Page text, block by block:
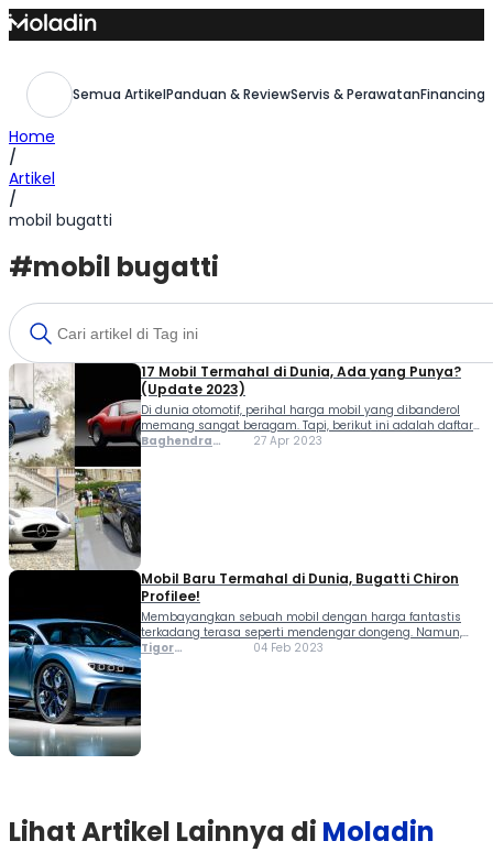
Skip
to
Semua ArtikelPanduan & ReviewServis & Perawatan
Home
/
Artikel
/
mobil bugatti
#mobil bugatti
17 Mobil Termahal di Dunia, Ada yang Punya?
(Update 2023)
Di dunia otomotif, perihal harga mobil yang dibanderol
memang sangat beragam. Tapi, berikut ini adalah daftar
mobil termahal di dunia. Terlebih, untuk mobil yang
Baghendra
27 Apr 2023
Mobil Baru Termahal di Dunia, Bugatti Chiron
Profilee!
Membayangkan sebuah mobil dengan harga fantastis
terkadang terasa seperti mendengar dongeng. Namun,
itulah yang terjadi pada Bugatti Chiron Profilee. Bukan
Tigor
04 Feb 2023
Lihat Artikel Lainnya di Moladin